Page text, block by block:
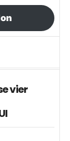
vier